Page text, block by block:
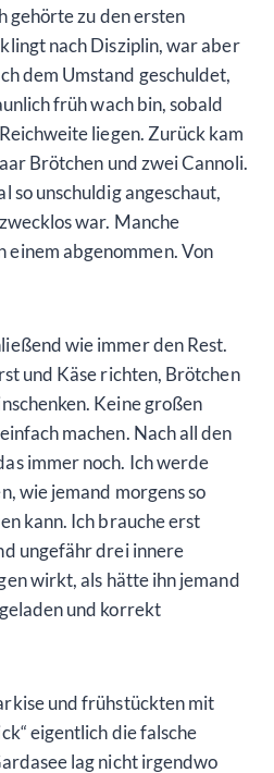
gehörte zu den ersten
nach Disziplin, war aber
dem Umstand geschuldet,
früh wach bin, sobald
liegen. Zurück kam
Brötchen und zwei Cannoli.
so unschuldig angeschaut,
war. Manche
einem abgenommen. Von
wie immer den Rest.
und Käse richten, Brötchen
Keine großen
machen. Nach all den
immer noch. Ich werde
wie jemand morgens so
kann. Ich brauche erst
ungefähr drei innere
wirkt, als hätte ihn jemand
und korrekt
und frühstückten mit
eigentlich die falsche
lag nicht irgendwo